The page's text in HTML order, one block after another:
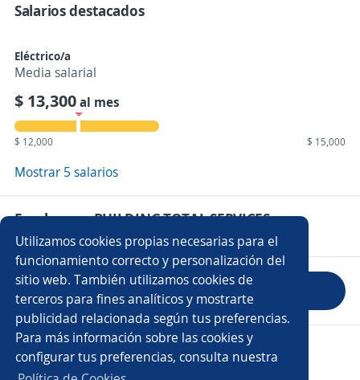
Utilizamos cookies propias necesarias para el
funcionamiento correcto y personalización del
sitio web. También utilizamos cookies de
terceros para fines analíticos y mostrarte
publicidad relacionada según tus preferencias.
Para más información sobre las cookies y
configurar tus preferencias, consulta nuestra
Salarios destacados
Eléctrico/a
Media salarial
$ 13,300al mes
$ 12,000 $ 15,000
Mostrar 5 salarios
Empleos en BUILDING TOTAL SERVICES
Evaluar empresa
Copyright 2014 - 2026 DGNET LTD.
/